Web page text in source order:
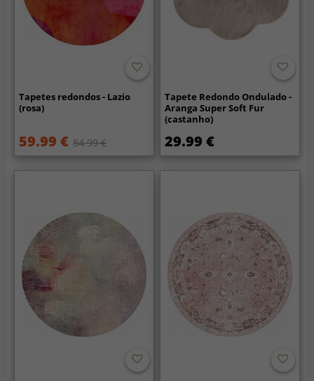
Tapetes redondos - Lazio
(rosa)
59.99 € 84.99 €
Tapete Redondo Ondulado -
Aranga Super Soft Fur
(castanho)
29.99 €